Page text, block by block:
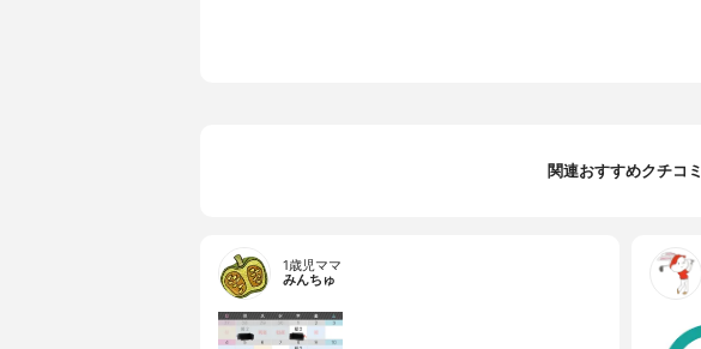
関連おすすめクチコミ
1歳児ママ
みんちゅ